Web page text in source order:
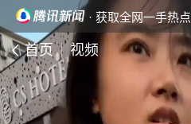
· 获取全网一手热点
首页 视频